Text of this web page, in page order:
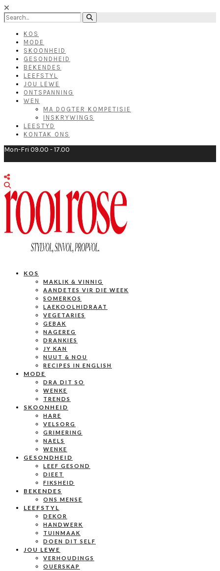
KOS
MODE
SKOONHEID
GESONDHEID
BEKENDES
LEEFSTYL
JOU LEWE
ONTSPANNING
WEN
MA DOGTER KOMPETISIE
INSKRYWINGS
LEESTYD
KONTAK ONS
Mon-Fri 09.00 - 17.00
KOS
MAKLIK & VINNIG
AANDETES VIR DIE WEEK
SOMERKOS
LAEKOOLHIDRAAT
VEGETARIES
GEBAK
NAGEREG
DRANKIES
JY KAN
NUUT & NOU
RECIPES IN ENGLISH
MODE
DRA DIT SO
WENKE
TRENDS
SKOONHEID
HARE
VELSORG
GRIMERING
NAELS
WENKE
GESONDHEID
LEEF GESOND
DIEET
FIKSHEID
BEKENDES
ONS MENSE
LEEFSTYL
DEKOR
HANDWERK
TUINMAAK
DOEN DIT SELF
JOU LEWE
VERHOUDINGS
OUERSKAP